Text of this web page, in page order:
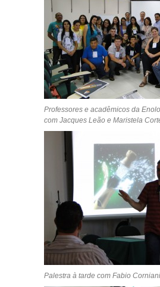
Professores e acadêmicos da
com Jacques Leão e Maristela
Palestra à tarde com Fabio Corniani